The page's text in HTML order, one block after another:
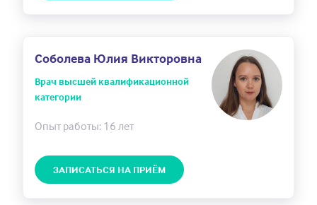
Соболева Юлия Викторовна
Врач высшей квалификационной
категории
Опыт работы: 16 лет
ЗАПИСАТЬСЯ НА ПРИЁМ